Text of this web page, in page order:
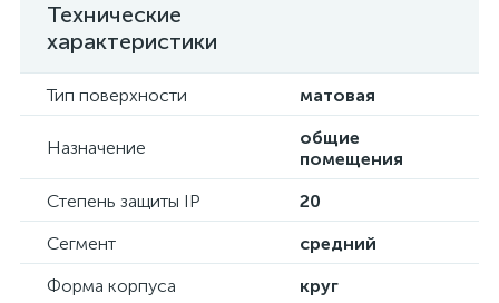
Технические
характеристики
Тип поверхности матовая
Назначение
общие
помещения
Степень защиты IP
20
Сегмент
средний
Форма корпуса
круг